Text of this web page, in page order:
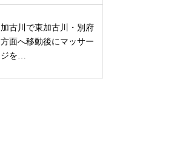
加古川で東加古川・別府
方面へ移動後にマッサー
ジを…